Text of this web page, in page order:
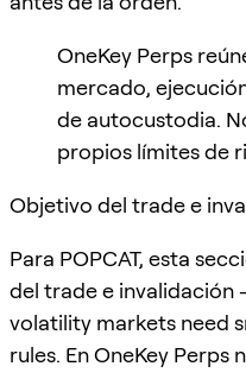
OneKey Perps
mercado,
de autocustodia.
propios límites de
Objetivo del trade e
Para POPCAT, esta
del trade e invalidación
volatility markets need
rules. En OneKey Perps